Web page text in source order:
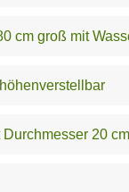
cm groß mit
20 cm